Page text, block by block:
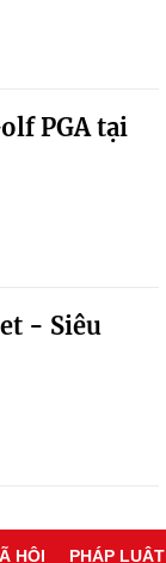
PGA tại
- Siêu
HỘI PHÁP LUẬT